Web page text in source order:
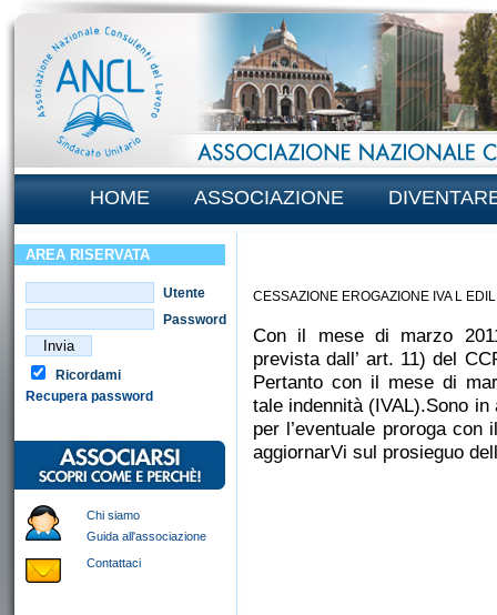
HOME ASSOCIAZIONE
AREA RISERVATA
Utente
Password
Ricordami
Recupera password
Chi siamo
Guida all'associazione
Contattaci
CESSAZIONE EROGAZIONE IVA L
Con il mese di marzo
prevista dall’ art. 11) del
Pertanto con il mese di
tale indennità (IVAL).Sono
per l’eventuale proroga
aggiornarVi sul prosieguo